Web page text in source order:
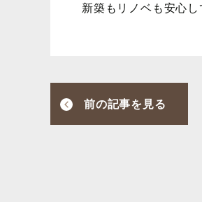
新築もリノベも安心
前の記事を見る